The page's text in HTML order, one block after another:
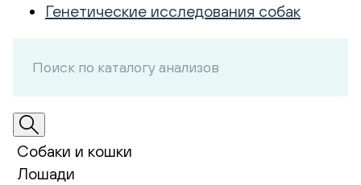
Генетические исследования собак
Собаки и кошки
Лошади